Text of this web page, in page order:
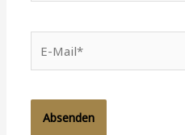
Mail*